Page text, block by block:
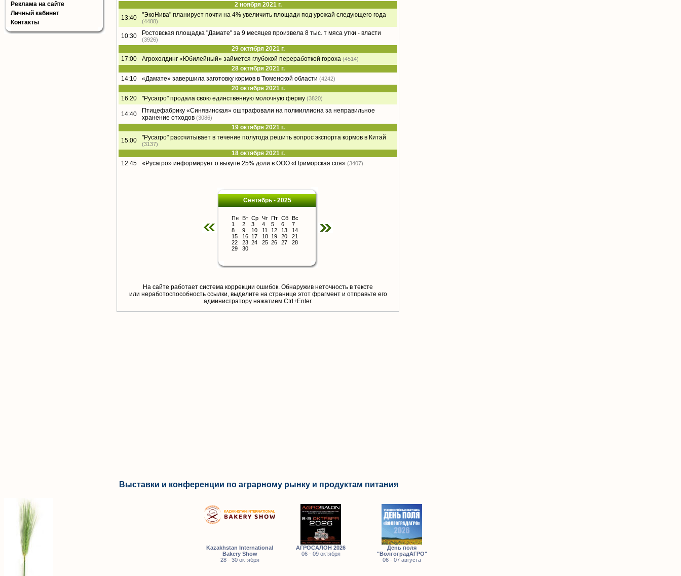
Реклама на сайте
Личный кабинет
Контакты
2 ноября 2021 г.
13:40
"ЭкоНива" планирует почти на 4% увеличить площади под урожай следующего года
(4488)
10:30 Ростовская площадка "Дамате" за 9 месяцев произвела 8 тыс. т мяса утки - власти
(3926)
29 октября 2021 г.
17:00
Агрохолдинг «Юбилейный» займется глубокой переработкой гороха (4514)
28 октября 2021 г.
14:10
«Дамате» завершила заготовку кормов в Тюменской области (4242)
20 октября 2021 г.
16:20
"Русагро" продала свою единственную молочную ферму (3820)
14:40
Птицефабрику «Синявинская» оштрафовали на полмиллиона за неправильное
хранение отходов (3086)
19 октября 2021 г.
15:00
"Русагро" рассчитывает в течение полугода решить вопрос экспорта кормов в Китай
(3137)
18 октября 2021 г.
12:45
«Русагро» информирует о выкупе 25% доли в ООО «Приморская соя» (3407)
Сентябрь - 2025
Пн Вт Ср Чт Пт Сб Вс
1
2 3 4 5 6
7
8
9 10 11 12 13
14
15
16 17 18 19 20
21
22
23 24 25 26 27
28
29
30
На сайте работает система коррекции ошибок. Обнаружив неточность в тексте
или неработоспособность ссылки, выделите на странице этот фрагмент и отправьте его
aдминистратору нажатием Ctrl+Enter.
Выставки и конференции по аграрному рынку и продуктам питания
Kazakhstan International
Bakery Show
28 - 30 октября
АГРОСАЛОН 2026
06 - 09 октября
День поля
"ВолгоградАГРО"
06 - 07 августа